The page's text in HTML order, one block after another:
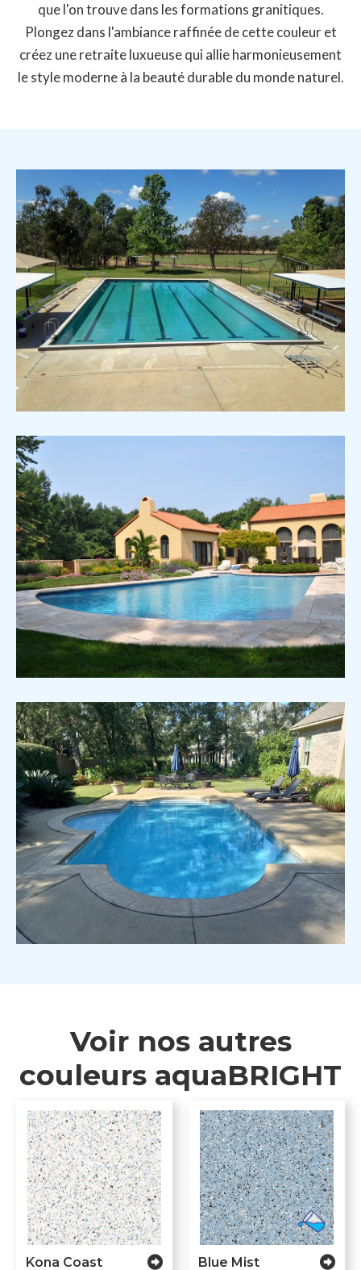
que l'on trouve dans les formations granitiques.
Plongez dans l'ambiance raffinée de cette couleur et
créez une retraite luxueuse qui allie harmonieusement
le style moderne à la beauté durable du monde naturel.
Voir nos autres
couleurs aquaBRIGHT
Kona Coast Blue Mist